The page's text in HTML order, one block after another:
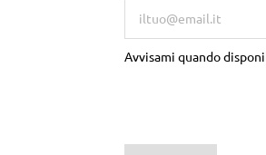
Avvisami quando